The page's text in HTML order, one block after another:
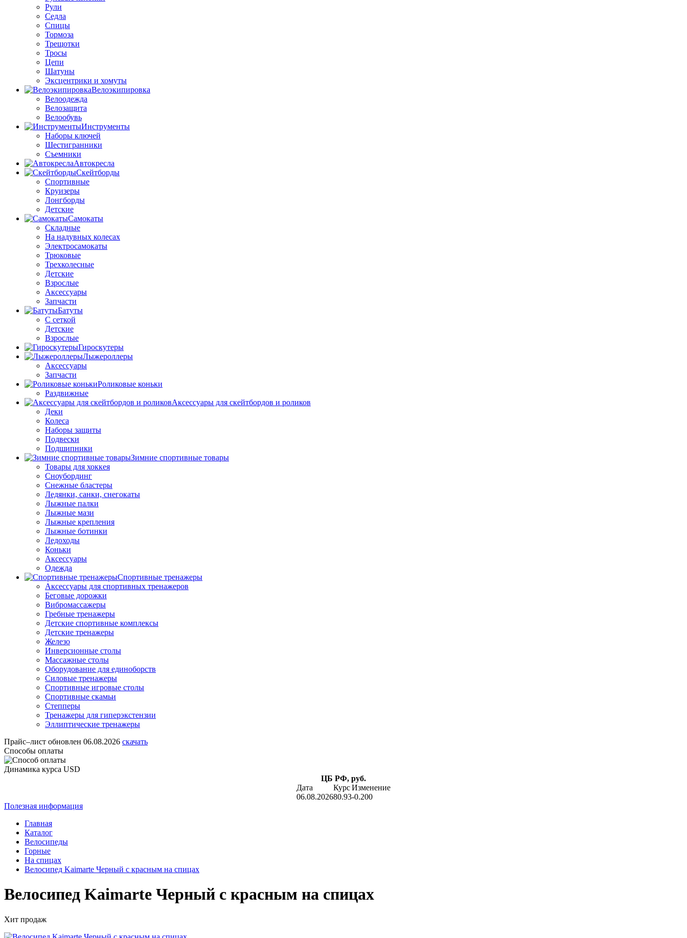
Рули
Седла
Спицы
Тормоза
Трещотки
Тросы
Цепи
Шатуны
Эксцентрики и хомуты
Велоэкипировка
Велоодежда
Велозащита
Велообувь
Инструменты
Наборы ключей
Шестигранники
Съемники
Автокресла
Скейтборды
Спортивные
Круизеры
Лонгборды
Детские
Самокаты
Складные
На надувных колесах
Электросамокаты
Трюковые
Трехколесные
Детские
Взрослые
Аксессуары
Запчасти
Батуты
С сеткой
Детские
Взрослые
Гироскутеры
Лыжероллеры
Аксессуары
Запчасти
Роликовые коньки
Раздвижные
Аксессуары для скейтбордов и роликов
Деки
Колеса
Наборы защиты
Подвески
Подшипники
Зимние спортивные товары
Товары для хоккея
Сноубординг
Снежные бластеры
Ледянки, санки, снегокаты
Лыжные палки
Лыжные мази
Лыжные крепления
Лыжные ботинки
Ледоходы
Коньки
Аксессуары
Одежда
Спортивные тренажеры
Аксессуары для спортивных тренажеров
Беговые дорожки
Вибромассажеры
Гребные тренажеры
Детские спортивные комплексы
Детские тренажеры
Железо
Инверсионные столы
Массажные столы
Оборудование для единоборств
Силовые тренажеры
Спортивные игровые столы
Спортивные скамьи
Степперы
Тренажеры для гиперэкстензии
Эллиптические тренажеры
Прайс–лист обновлен 06.08.2026 скачать
Способы оплаты
Динамика курса USD
ЦБ РФ, руб.
Дата
КурсИзменение
06.08.202680.93-0.200
Полезная информация
Главная
Каталог
Велосипеды
Горные
На спицах
Велосипед Kaimarte Черный c красным на спицах
Велосипед Kaimarte Черный c красным на спицах
Хит продаж